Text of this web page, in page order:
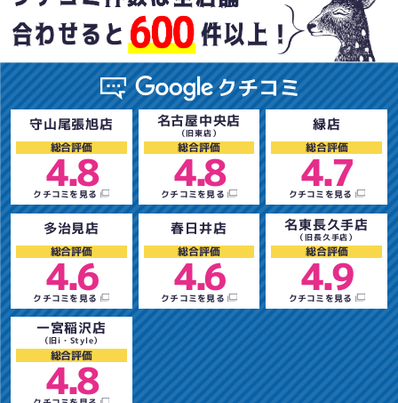
守山尾張旭店
総合評価
4.8
クチコミを見る
名古屋中央店
（旧東店）
総合評価
4.8
クチコミを見る
緑店
総合評価
4.7
クチコミを見る
多治見店
総合評価
4.6
クチコミを見る
春日井店
総合評価
4.6
クチコミを見る
名東長久手店
（旧長久手店）
総合評価
4.9
クチコミを見る
一宮稲沢店
（旧i・Style）
総合評価
4.8